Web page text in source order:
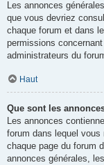
Les annonces
que vous devriez
chaque forum et dans
permissions
administrateurs du
Haut
Que sont les
Les annonces
forum dans lequel
chaque page du forum
annonces générales,